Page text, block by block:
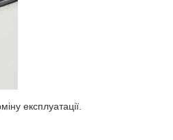
експлуатації.